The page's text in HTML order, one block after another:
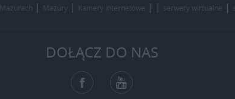
| Mazury | Kamery internetowe | | serwery wirtualne |
DOŁĄCZ DO NAS
Facebook